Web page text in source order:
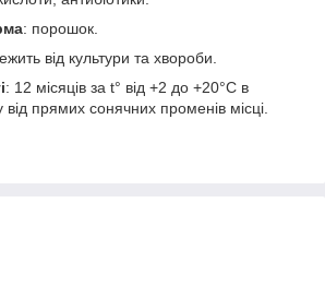
: порошок.
від культури та хвороби.
: 12 місяців за t° від +2 до +20°С в
прямих сонячних променів місці.